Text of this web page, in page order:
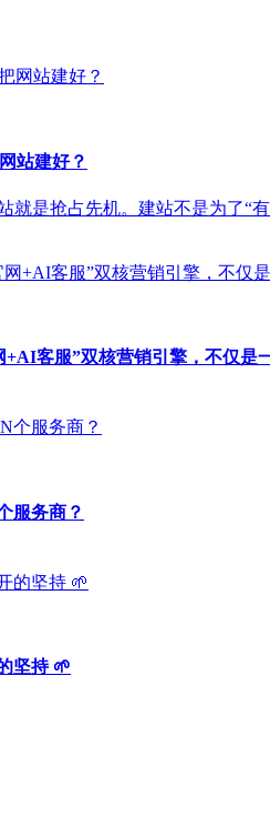
站建好？
就是抢占先机。建站不是为了“
客服”双核营销引擎，不仅是
服务商？
坚持 🌱